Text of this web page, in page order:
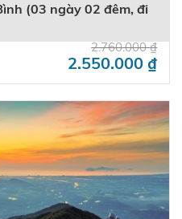
(03 ngày 02 đêm, đi
2.760.000₫
2.550.000 ₫